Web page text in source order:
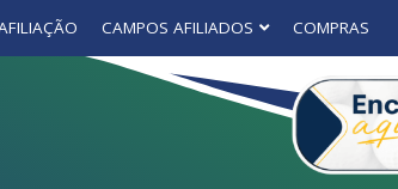
CAMPOS AFILIADOS COMPRAS